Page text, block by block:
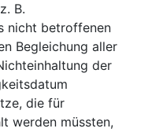
B.
nicht betroffenen
Begleichung aller
der
die für
werden müssten,